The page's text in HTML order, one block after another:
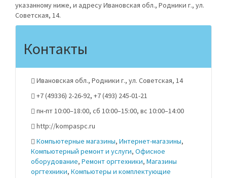
указанному ниже, и адресу Ивановская обл., Родники г., ул.
Советская, 14.
Контакты
Ивановская обл., Родники г., ул. Советская, 14
+7 (49336) 2-26-92, +7 (493) 245-01-21
пн-пт 10:00–18:00, сб 10:00–15:00, вс 10:00–14:00
http://kompaspc.ru
Компьютерные магазины, Интернет-магазины,
Компьютерный ремонт и услуги, Офисное
оборудование, Ремонт оргтехники, Магазины
оргтехники, Компьютеры и комплектующие